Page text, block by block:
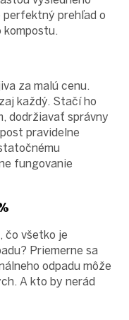
perfektný prehľad o
kompostu.
za malú cenu.
každý. Stačí ho
dodržiavať správny
pravidelne
fungovanie
čo všetko je
Priemerne sa
odpadu môže
A kto by nerád